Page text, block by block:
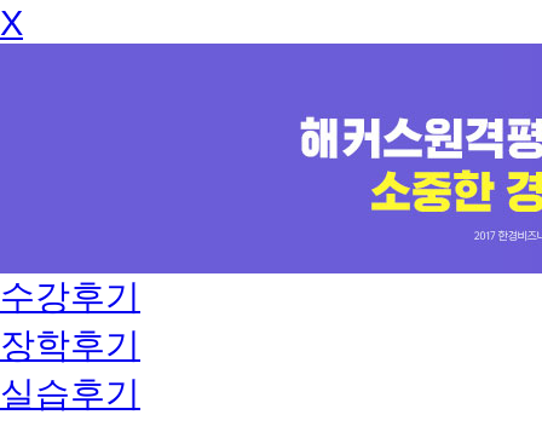
X
수강후기
장학후기
실습후기